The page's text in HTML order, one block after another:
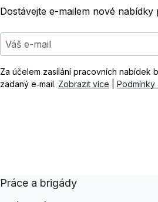
Dostávejte e-mailem nové nabídky
Váš e-mail
Za účelem zasílání pracovních nabídek
zadaný e‑mail. Zobrazit více Podmínky
Práce a brigády